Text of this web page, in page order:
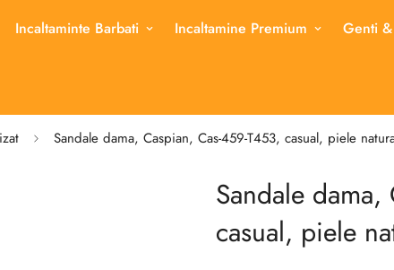
Incaltaminte Barbati Incaltamine Premium Genti
Sandale dama, Caspian, Cas-459-T453, casual, piele
Sandale dama,
casual, piele